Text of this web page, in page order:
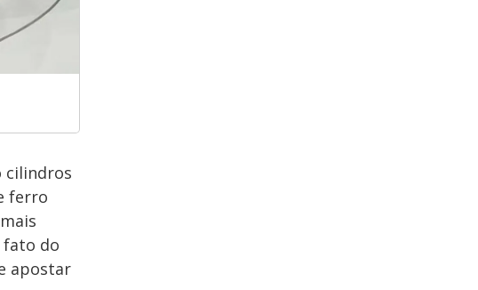
cilindros
ferro
fato do
apostar